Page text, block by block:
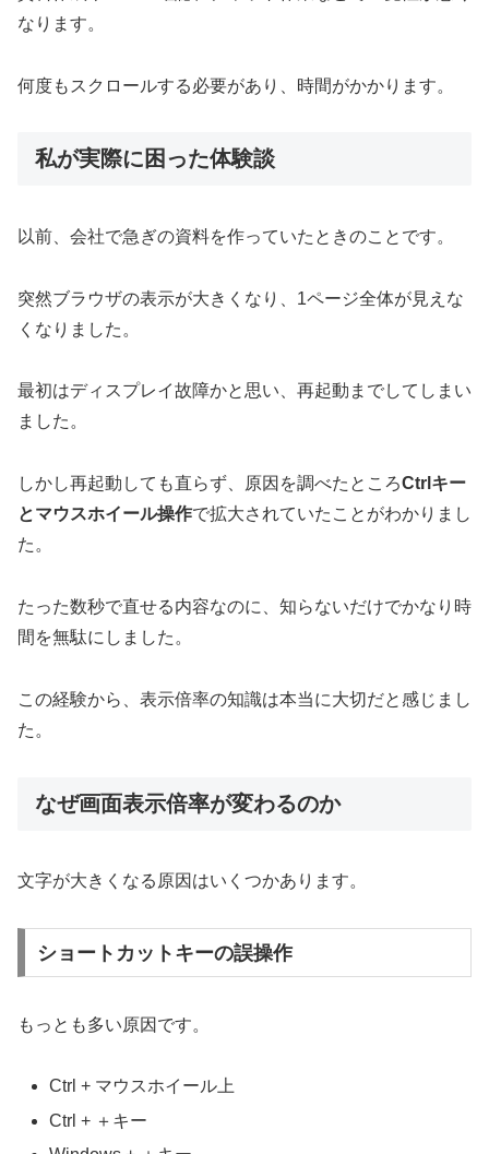
なります。
何度もスクロールする必要があり、時間がかかります。
私が実際に困った体験談
以前、会社で急ぎの資料を作っていたときのことです。
突然ブラウザの表示が大きくなり、1ページ全体が見えな
くなりました。
最初はディスプレイ故障かと思い、再起動までしてしまい
ました。
しかし再起動しても直らず、原因を調べたところCtrlキー
とマウスホイール操作で拡大されていたことがわかりまし
た。
たった数秒で直せる内容なのに、知らないだけでかなり時
間を無駄にしました。
この経験から、表示倍率の知識は本当に大切だと感じまし
た。
なぜ画面表示倍率が変わるのか
文字が大きくなる原因はいくつかあります。
ショートカットキーの誤操作
もっとも多い原因です。
Ctrl + マウスホイール上
Ctrl + ＋キー